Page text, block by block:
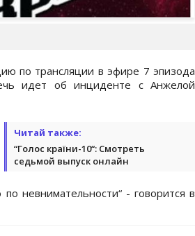
по трансляции в эфире 7 эпизода
идет об инциденте с Анжелой
Читай также:
“Голос країни-10“: Смотреть
седьмой выпуск онлайн
невнимательности“ - говорится в